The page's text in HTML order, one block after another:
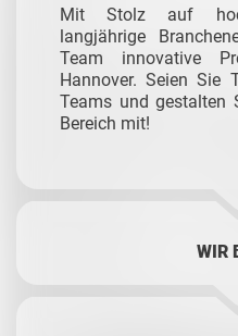
Mit Stolz auf
langjährige
Team innovative
Hannover. Seien Sie
Teams und gestalten
Bereich mit!
WIR